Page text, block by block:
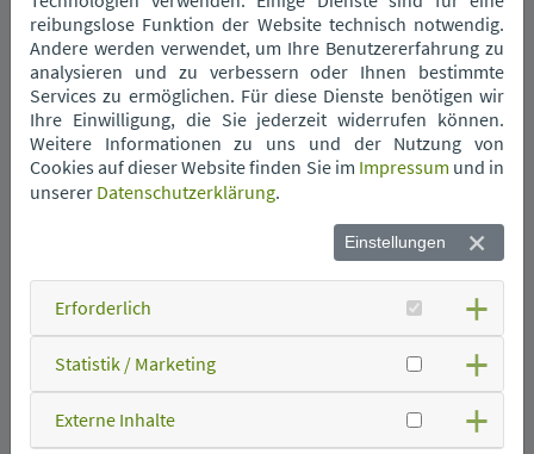
Wann kommt die
Müllabfuhr?
reibungslose Funktion der Website technisch notwendig.
Andere werden verwendet, um Ihre Benutzererfahrung zu
analysieren und zu verbessern oder Ihnen bestimmte
Services zu ermöglichen. Für diese Dienste benötigen wir
Ihre Einwilligung, die Sie jederzeit widerrufen können.
Weitere Informationen zu uns und der Nutzung von
Cookies auf dieser Website finden Sie im Impressum und in
unserer Datenschutzerklärung.
Einstellungen
Erforderlich
Statistik / Marketing
Externe Inhalte